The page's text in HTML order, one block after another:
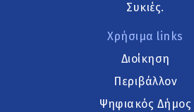
Συκιές.
Χρήσιμα links
Διοίκηση
Περιβάλλον
Ψηφιακός Δήμος